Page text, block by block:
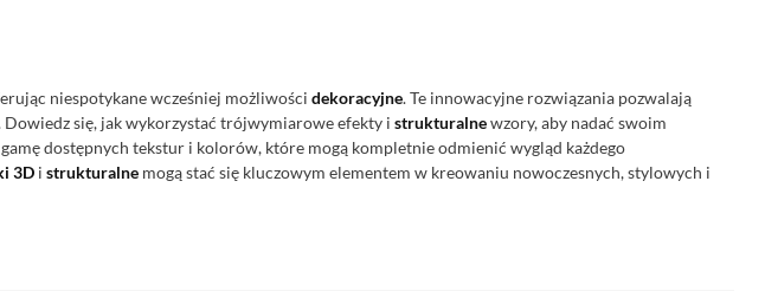
niespotykane wcześniej możliwości dekoracyjne. Te innowacyjne rozwiązania pozwalają
się, jak wykorzystać trójwymiarowe efekty i strukturalnewzory, aby nadać swoim
dostępnych tekstur i kolorów, które mogą kompletnie odmienić wygląd każdego
3D i strukturalne mogą stać się kluczowym elementem w kreowaniu nowoczesnych, stylowych i